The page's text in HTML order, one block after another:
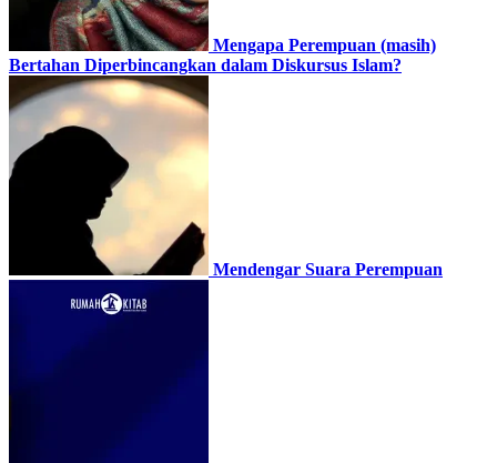
Mengapa Perempuan (masih)
Bertahan Diperbincangkan dalam Diskursus Islam?
Mendengar Suara Perempuan